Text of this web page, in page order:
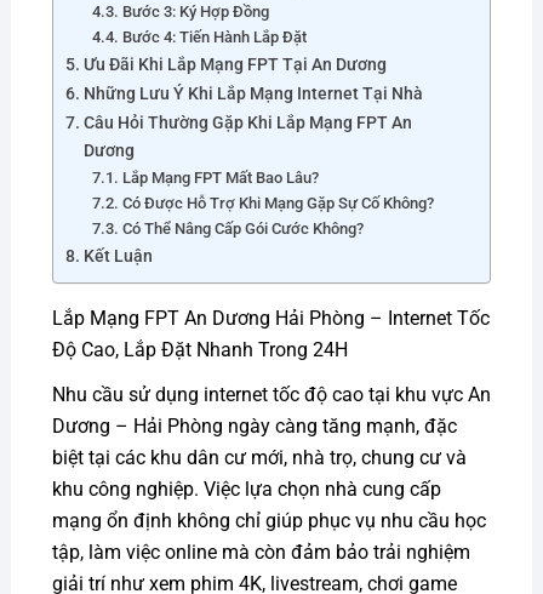
Bước 3: Ký Hợp Đồng
Bước 4: Tiến Hành Lắp Đặt
Ưu Đãi Khi Lắp Mạng FPT Tại An Dương
Những Lưu Ý Khi Lắp Mạng Internet Tại Nhà
Câu Hỏi Thường Gặp Khi Lắp Mạng FPT An
Dương
Lắp Mạng FPT Mất Bao Lâu?
Có Được Hỗ Trợ Khi Mạng Gặp Sự Cố Không?
Có Thể Nâng Cấp Gói Cước Không?
Kết Luận
Lắp Mạng FPT An Dương Hải Phòng – Internet Tốc
Độ Cao, Lắp Đặt Nhanh Trong 24H
Nhu cầu sử dụng internet tốc độ cao tại khu vực An
Dương – Hải Phòng ngày càng tăng mạnh, đặc
biệt tại các khu dân cư mới, nhà trọ, chung cư và
khu công nghiệp. Việc lựa chọn nhà cung cấp
mạng ổn định không chỉ giúp phục vụ nhu cầu học
tập, làm việc online mà còn đảm bảo trải nghiệm
giải trí như xem phim 4K, livestream, chơi game